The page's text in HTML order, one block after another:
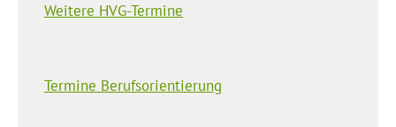
Weitere HVG-Termine
Termine Berufsorientierung